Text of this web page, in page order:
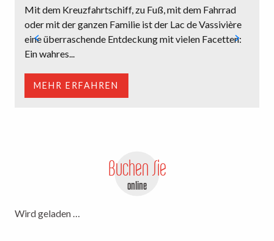
Mit dem Kreuzfahrtschiff, zu Fuß, mit dem Fahrrad
oder mit der ganzen Familie ist der Lac de Vassivière
eine überraschende Entdeckung mit vielen Facetten:
Ein wahres...
MEHR ERFAHREN
Buchen Sie
online
Wird geladen …